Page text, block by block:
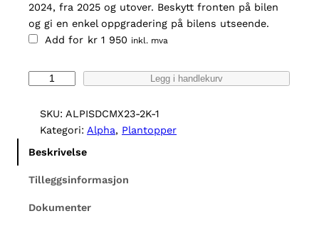
2024, fra 2025 og utover. Beskytt fronten på bilen
og gi en enkel oppgradering på bilens utseende.
Add for kr 1 950 inkl. mva
C
X
I
Legg i handlekurv
SKU: ALPISDCMX23-2K-1
Kategori: Alpha, Plantopper
Beskrivelse
Tilleggsinformasjon
Dokumenter